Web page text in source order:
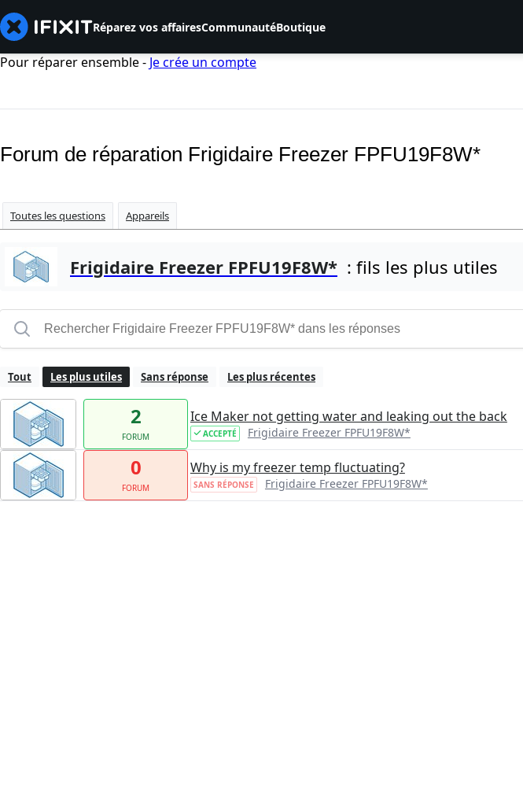
Réparez vos affairesCommunautéBoutique
Pour réparer ensemble - Je crée un compte
Forum de réparation Frigidaire Freezer FPFU19F8W*
Toutes les questions Appareils
Frigidaire Freezer FPFU19F8W* : fils les plus utiles
Tout Les plus utiles Sans réponse Les plus récentes
2
FORUM
Ice Maker not getting water and leaking out the back
ACCEPTÉ Frigidaire Freezer FPFU19F8W*
0
FORUM
Why is my freezer temp fluctuating?
SANS RÉPONSE Frigidaire Freezer FPFU19F8W*